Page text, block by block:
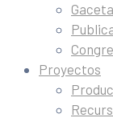
Gaceta
Proyectos